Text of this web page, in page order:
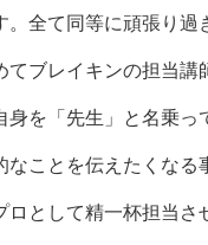
。全て同等に頑張り
てブレイキンの担当
身を「先生」と名乗
なことを伝えたくな
ロとして精一杯担当さ